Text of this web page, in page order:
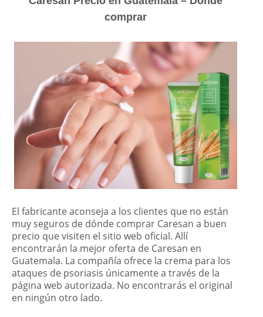
comprar
El fabricante aconseja a los clientes que no están
muy seguros de dónde comprar Caresan a buen
precio que visiten el sitio web oficial. Allí
encontrarán la mejor oferta de Caresan en
Guatemala. La compañía ofrece la crema para los
ataques de psoriasis únicamente a través de la
página web autorizada. No encontrarás el original
en ningún otro lado.